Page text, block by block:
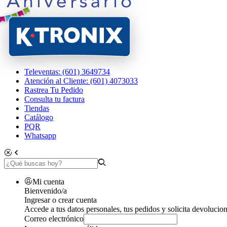
Televentas: (601) 3649734
Atención al Cliente: (601) 4073033
Rastrea Tu Pedido
Consulta tu factura
Tiendas
Catálogo
PQR
Whatsapp
Mi cuenta
Bienvenido/a
Ingresar o crear cuenta
Accede a tus datos personales, tus pedidos y solicita
Correo electrónico